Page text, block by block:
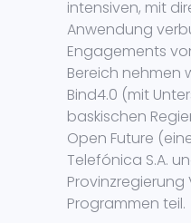
intensiven, mit
Anwendung
Engagements
Bereich nehmen
Bind4.0 (mit
baskischen
Open Future
Telefónica S.A.
Provinzregierung
Programmen teil.